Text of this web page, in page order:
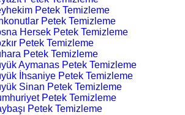
Petek Temizleme
Petek Temizleme
Hersek Petek Temizleme
Petek Temizleme
Petek Temizleme
Aymanas Petek Temizleme
İhsaniye Petek Temizleme
Sinan Petek Temizleme
Petek Temizleme
Petek Temizleme